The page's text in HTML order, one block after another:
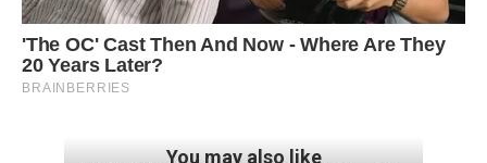
You may also like